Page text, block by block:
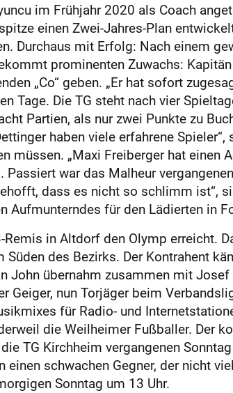
im Frühjahr 2020 als Coach
einen Zwei-Jahres-Plan
Durchaus mit Erfolg: Nach einem
prominenten Zuwachs:
„Co“ geben. „Er hat sofort
Tage. Die TG steht nach vier
Partien, als nur zwei Punkte zu
haben viele erfahrene
müssen. „Maxi Freiberger hat einen
war das Malheur
dass es nicht so schlimm ist“,
Aufmunterndes für den Lädierten in
Remis in Altdorf den Olymp erreicht.
des Bezirks. Der Kontrahent
John übernahm zusammen mit
Geiger, nun Torjäger beim
für Radio- und
die Weilheimer Fußballer. Der
TG Kirchheim vergangenen
einen schwachen Gegner, der nicht
Sonntag um 13 Uhr.